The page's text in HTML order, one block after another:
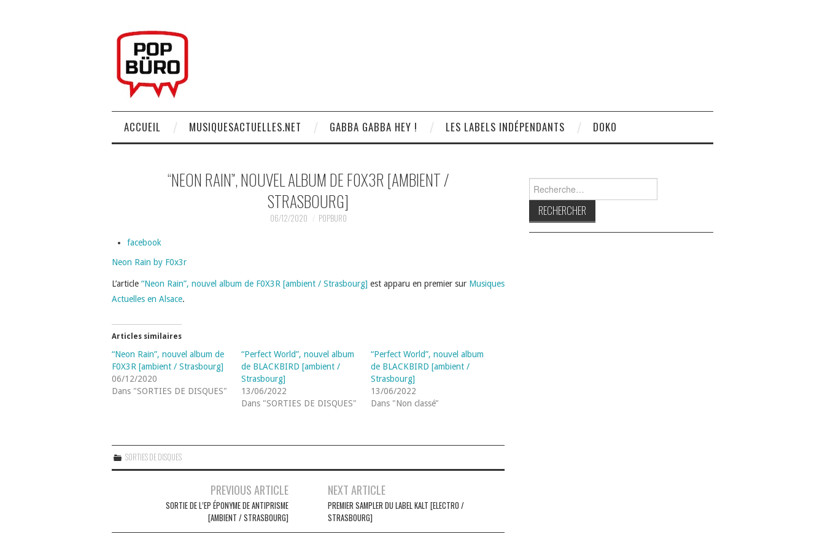
ACCUEIL MUSIQUESACTUELLES.NET GABBA GABBA HEY ! LES LABELS INDÉPENDANTS DOKO
“NEON RAIN”, NOUVEL ALBUM DE F0X3R [AMBIENT /
STRASBOURG]
06/12/2020 POPBURO
facebook
Neon Rain by F0x3r
L’article “Neon Rain”, nouvel album de F0X3R [ambient / Strasbourg] est apparu en premier sur Musiques
Actuelles en Alsace.
Articles similaires
“Neon Rain”, nouvel album de
F0X3R [ambient / Strasbourg]
06/12/2020
Dans "SORTIES DE DISQUES"
“Perfect World”, nouvel album
de BLACKBIRD [ambient /
Strasbourg]
13/06/2022
Dans "SORTIES DE DISQUES"
“Perfect World”, nouvel album
de BLACKBIRD [ambient /
Strasbourg]
13/06/2022
Dans "Non classé"
SORTIES DE DISQUES
PREVIOUS ARTICLE
SORTIE DE L’EP ÉPONYME DE ANTIPRISME
[AMBIENT / STRASBOURG]
NEXT ARTICLE
PREMIER SAMPLER DU LABEL KALT [ELECTRO /
STRASBOURG]